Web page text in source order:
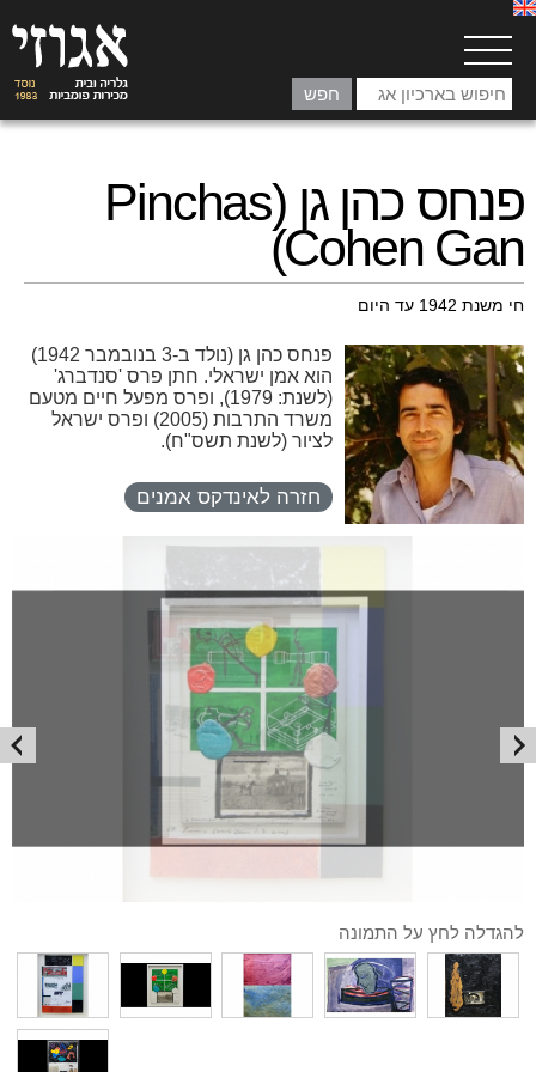
פנחס כהן גן (Pinchas
Cohen Gan)
חי משנת 1942 עד היום
פנחס כהן גן (נולד ב-3 בנובמבר 1942)
הוא אמן ישראלי. חתן פרס 'סנדברג'
(לשנת: 1979), ופרס מפעל חיים מטעם
משרד התרבות (2005) ופרס ישראל
לציור (לשנת תשס"ח).
חזרה לאינדקס אמנים
להגדלה לחץ על התמונה